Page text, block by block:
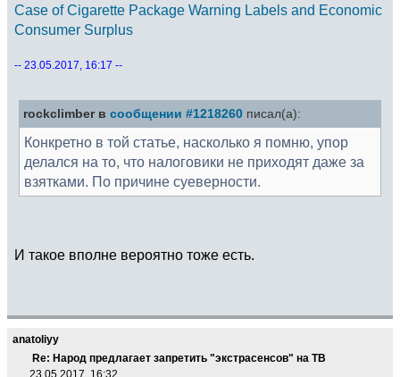
Case of Cigarette Package Warning Labels and Economic
Consumer Surplus
-- 23.05.2017, 16:17 --
rockclimber в сообщении #1218260 писал(а):
Конкретно в той статье, насколько я помню, упор
делался на то, что налоговики не приходят даже за
взятками. По причине суеверности.
И такое вполне вероятно тоже есть.
anatoliyy
Re: Народ предлагает запретить "экстрасенсов" на ТВ
23.05.2017, 16:32